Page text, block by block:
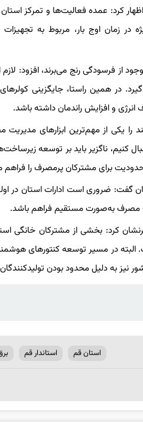
کرد: عمده فعالیت‌ها و تمرکز
زمان اوج بار، مربوط به
از فرسودگی رنج می‌برند، افزود:
در همین راستا، جایگزینی
و افزایش راندمان داشته باشد.
را یکی از مهم‌ترین ابزارهای
کنیم، ناگزیر باید بر توسعه
برای مشترکان پرمصرف را فراهم
گفت: ضروری است ادارات استان در
مصرف به‌صورت مستقیم فراهم باشد.
کرد: بخشی از مشترکان خانگی
در مسیر توسعه کنتورهای
به دلیل محدود بودن
استان قم استاندار قم